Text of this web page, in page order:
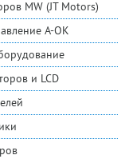
MW (JT Motors)
A-OK
и LCD